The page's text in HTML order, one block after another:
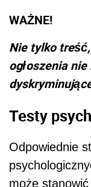
WAŻNE!
Nie tylko
ogłoszenia
Testy
Odpowiednie
może